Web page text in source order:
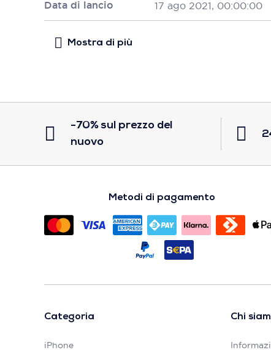
Data di lancio 17 ago 2021, 00:00:00
-70% sul prezzo del
nuovo
Metodi di pagamento
Categoria
iPhone
Chi